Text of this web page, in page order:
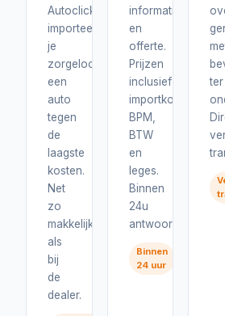
Autoclick
importeer
je
zorgeloos
een
auto
tegen
de
laagste
kosten.
Net
zo
makkelijk
als
bij
de
dealer.
informatie
en
offerte.
Prijzen
inclusief
importkosten,
BPM,
BTW
en
leges.
Binnen
24u
antwoord.
Binnen
24 uur
ter